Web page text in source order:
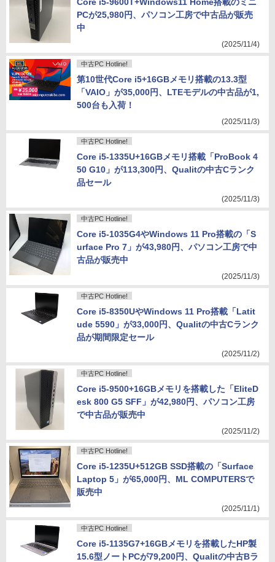
PCが25,980円、パソコン工房で中古品が販売
中
(2025/11/4)
中古PC Hotline!
第10世代Core i5+16GBメモリ搭載の13.3型
「VAIO」が35,000円、LTEモデルの中古品が1,
500台も入荷！
(2025/11/3)
中古PC Hotline!
Core i5-1335U+16GBメモリ搭載「ProBook 4
50 G10」が113,300円、Qualitの中古Cランク
品セール
(2025/11/3)
中古PC Hotline!
Core i5-1035G4やWindows 11 Pro搭載の「S
urface Pro 7」が43,980円、パソコン工房で中
古品が販売中
(2025/11/3)
中古PC Hotline!
Core i5-8350UやWindows 11 Pro搭載「Latit
ude 5590」が33,000円、Qualitの中古Cランク
品が期間限定セール
(2025/11/2)
中古PC Hotline!
Core i5-9500+16GBメモリを搭載した「EliteD
esk 800 G5 SFF」が42,980円、パソコン工房
で中古品が販売中
(2025/11/2)
中古PC Hotline!
Core i5-1235U+512GB SSD搭載の「Surface
Laptop 5」が65,000円、ML COMPUTERSで
販売中
(2025/11/1)
中古PC Hotline!
Core i5-1135G7+16GBメモリを搭載したHP製
15.6型ノートPCが79,200円、Qualitの中古Bラ